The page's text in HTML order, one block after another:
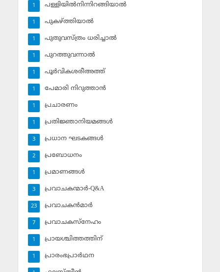
പള്ളിയില്‍നിന്നിറങ്ങിയാല്‍
1
പുകഴ്ത്തിയാല്‍
1
പുതുവസ്ത്രം ധരിച്ചാല്‍
1
പുറത്തുവന്നാല്‍
1
പൂര്‍വികശരീഅത്ത്
1
പേമാരി നിറുത്താന്‍
1
പ്രചാരണം
1
പ്രതിജ്ഞാനിയമങ്ങള്‍
1
പ്രധാന ഘടകങ്ങള്‍
3
പ്രബോധനം
2
പ്രമാണങ്ങള്‍
1
പ്രവാചകന്മാര്‍-Q&A
3
പ്രവാചകന്‍മാര്‍
23
പ്രവാചകസ്‌നേഹം
7
പ്രായശ്ചിത്തത്തിന്
1
പ്രാരംഭപ്രാര്‍ഥന
1